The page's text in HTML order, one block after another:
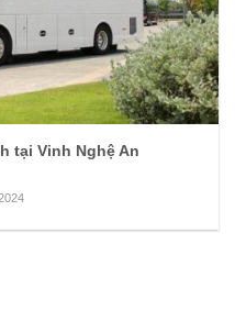
tại Vinh Nghệ An